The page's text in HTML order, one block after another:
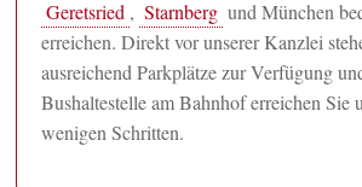
Geretsried , Starnberg und München
erreichen. Direkt vor unserer Kanzlei
ausreichend Parkplätze zur Verfügung
Bushaltestelle am Bahnhof erreichen Sie
wenigen Schritten.